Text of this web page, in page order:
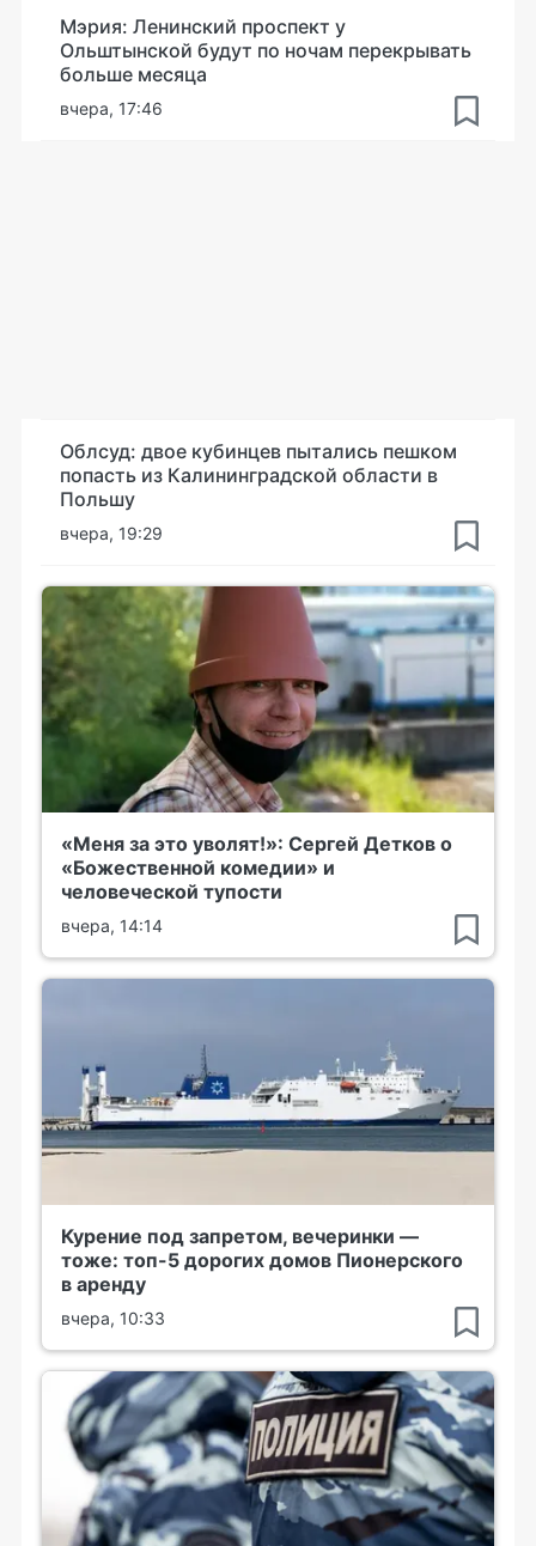
Мэрия: Ленинский проспект у
Ольштынской будут по ночам перекрывать
больше месяца
вчера, 17:46
Облсуд: двое кубинцев пытались пешком
попасть из Калининградской области в
Польшу
вчера, 19:29
«Меня за это уволят!»: Сергей Детков о
«Божественной комедии» и
человеческой тупости
вчера, 14:14
Курение под запретом, вечеринки —
тоже: топ-5 дорогих домов Пионерского
в аренду
вчера, 10:33